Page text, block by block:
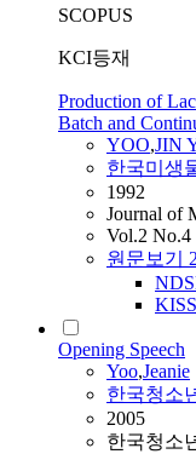
SCOPUS
KCI등재
Production of
Batch and
YOO,JIN
한국미생
1992
Journal of
Vol.2 No.4
원문보기
KISS
Opening Speech
Yoo,Jeanie
한국청소
2005
한국청소